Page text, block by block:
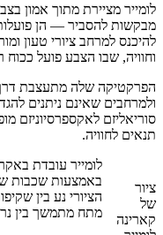
לומייר מציירת מתוך אמון
מבקשות להסביר — הן
להיכנס למרחב ציורי טעון
וחוויה, שבו הצבע פועל ככוח
הפרקטיקה שלה מתעצבת
ולמרחבים שאינם ניתנים
סוריאליזם לאקספרסיוניזם
תנאים לחוויה.
ציור
של
קארינה
לומייר עובדת
באמצעות שכבות
הציורי נע בין
מתח מתמשך בין